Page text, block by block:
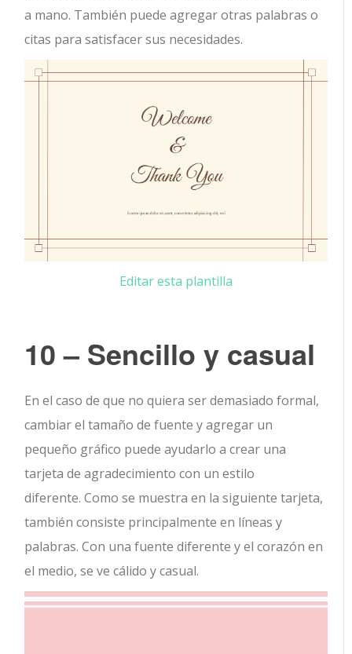
a mano. También puede agregar otras palabras o
citas para satisfacer sus necesidades.
Editar esta plantilla
10 – Sencillo y casual
En el caso de que no quiera ser demasiado formal,
cambiar el tamaño de fuente y agregar un
pequeño gráfico puede ayudarlo a crear una
tarjeta de agradecimiento con un estilo
diferente. Como se muestra en la siguiente tarjeta,
también consiste principalmente en líneas y
palabras. Con una fuente diferente y el corazón en
el medio, se ve cálido y casual.